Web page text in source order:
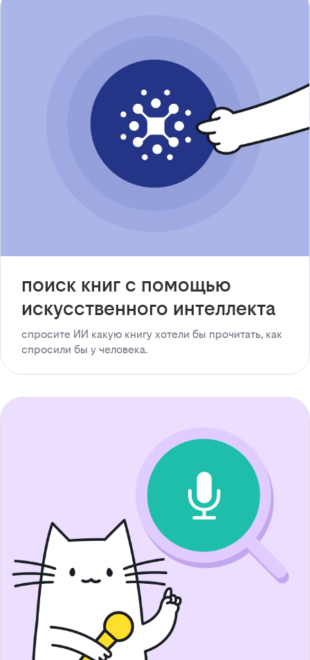
поиск книг с помощью
искусственного интеллекта
спросите ИИ какую книгу хотели бы прочитать, как
спросили бы у человека.